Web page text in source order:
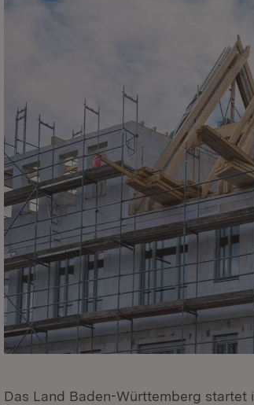
Das Land Baden-Württemberg startet